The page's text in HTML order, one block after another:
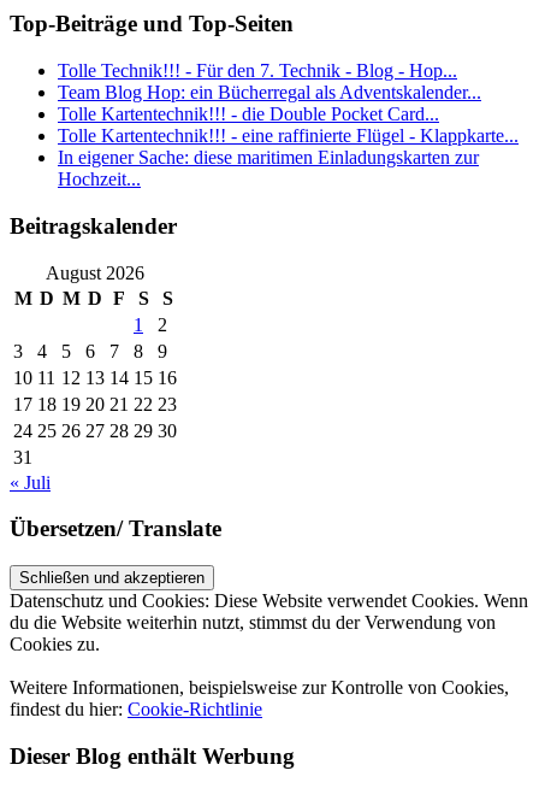
Top-Beiträge und Top-Seiten
Tolle Technik!!! - Für den 7. Technik - Blog - Hop...
Team Blog Hop: ein Bücherregal als Adventskalender...
Tolle Kartentechnik!!! - die Double Pocket Card...
Tolle Kartentechnik!!! - eine raffinierte Flügel - Klappkarte...
In eigener Sache: diese maritimen Einladungskarten zur
Hochzeit...
Beitragskalender
August 2026
M D M D F S
S
1
2
3
4 5 6 7 8
9
10 11 12 13 14 15 16
17 18 19 20 21 22 23
24 25 26 27 28 29 30
31
« Juli
Übersetzen/ Translate
Datenschutz und Cookies: Diese Website verwendet Cookies. Wenn
du die Website weiterhin nutzt, stimmst du der Verwendung von
Cookies zu.
Weitere Informationen, beispielsweise zur Kontrolle von Cookies,
findest du hier: Cookie-Richtlinie
Dieser Blog enthält Werbung